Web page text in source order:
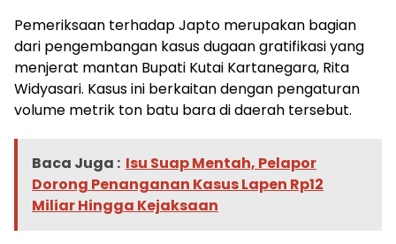
Pemeriksaan terhadap Japto merupakan bagian
dari pengembangan kasus dugaan gratifikasi yang
menjerat mantan Bupati Kutai Kartanegara, Rita
Widyasari. Kasus ini berkaitan dengan pengaturan
volume metrik ton batu bara di daerah tersebut.
Baca Juga : Isu Suap Mentah, Pelapor
Dorong Penanganan Kasus Lapen Rp12
Miliar Hingga Kejaksaan